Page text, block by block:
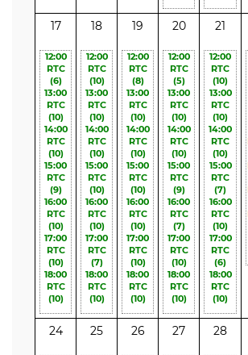
17
12:00
RTC
(6)
13:00
RTC
(10)
14:00
RTC
(10)
15:00
RTC
(9)
16:00
RTC
(10)
17:00
RTC
(10)
18:00
RTC
(10)
18
12:00
RTC
(10)
13:00
RTC
(10)
14:00
RTC
(10)
15:00
RTC
(10)
16:00
RTC
(10)
17:00
RTC
(7)
18:00
RTC
(10)
19
12:00
RTC
(8)
13:00
RTC
(10)
14:00
RTC
(10)
15:00
RTC
(10)
16:00
RTC
(10)
17:00
RTC
(10)
18:00
RTC
(10)
20
12:00
RTC
(5)
13:00
RTC
(10)
14:00
RTC
(10)
15:00
RTC
(9)
16:00
RTC
(7)
17:00
RTC
(10)
18:00
RTC
(10)
21
12:00
RTC
(10)
13:00
RTC
(10)
14:00
RTC
(10)
15:00
RTC
(7)
16:00
RTC
(10)
17:00
RTC
(6)
18:00
RTC
(10)
24 25 26 27 28